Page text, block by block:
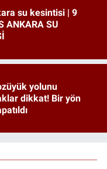
su kesintisi | 9
ANKARA SU
yolunu
dikkat! Bir yön